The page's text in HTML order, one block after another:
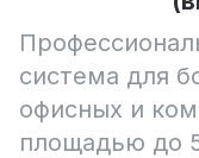
система для
офисных и
площадью до